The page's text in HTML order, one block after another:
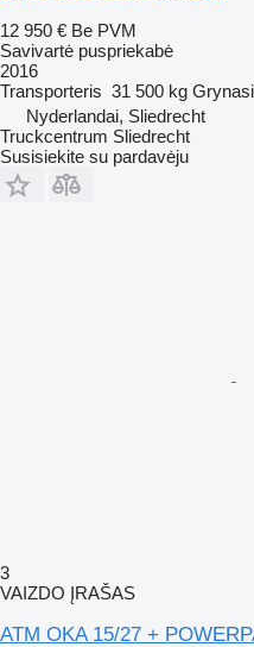
12 950 € Be PVM
Savivartė puspriekabė
2016
Transporteris 31 500 kg
Nyderlandai, Sliedrecht
Truckcentrum Sliedrecht
Susisiekite su pardavėju
3
VAIZDO ĮRAŠAS
ATM OKA 15/27 +